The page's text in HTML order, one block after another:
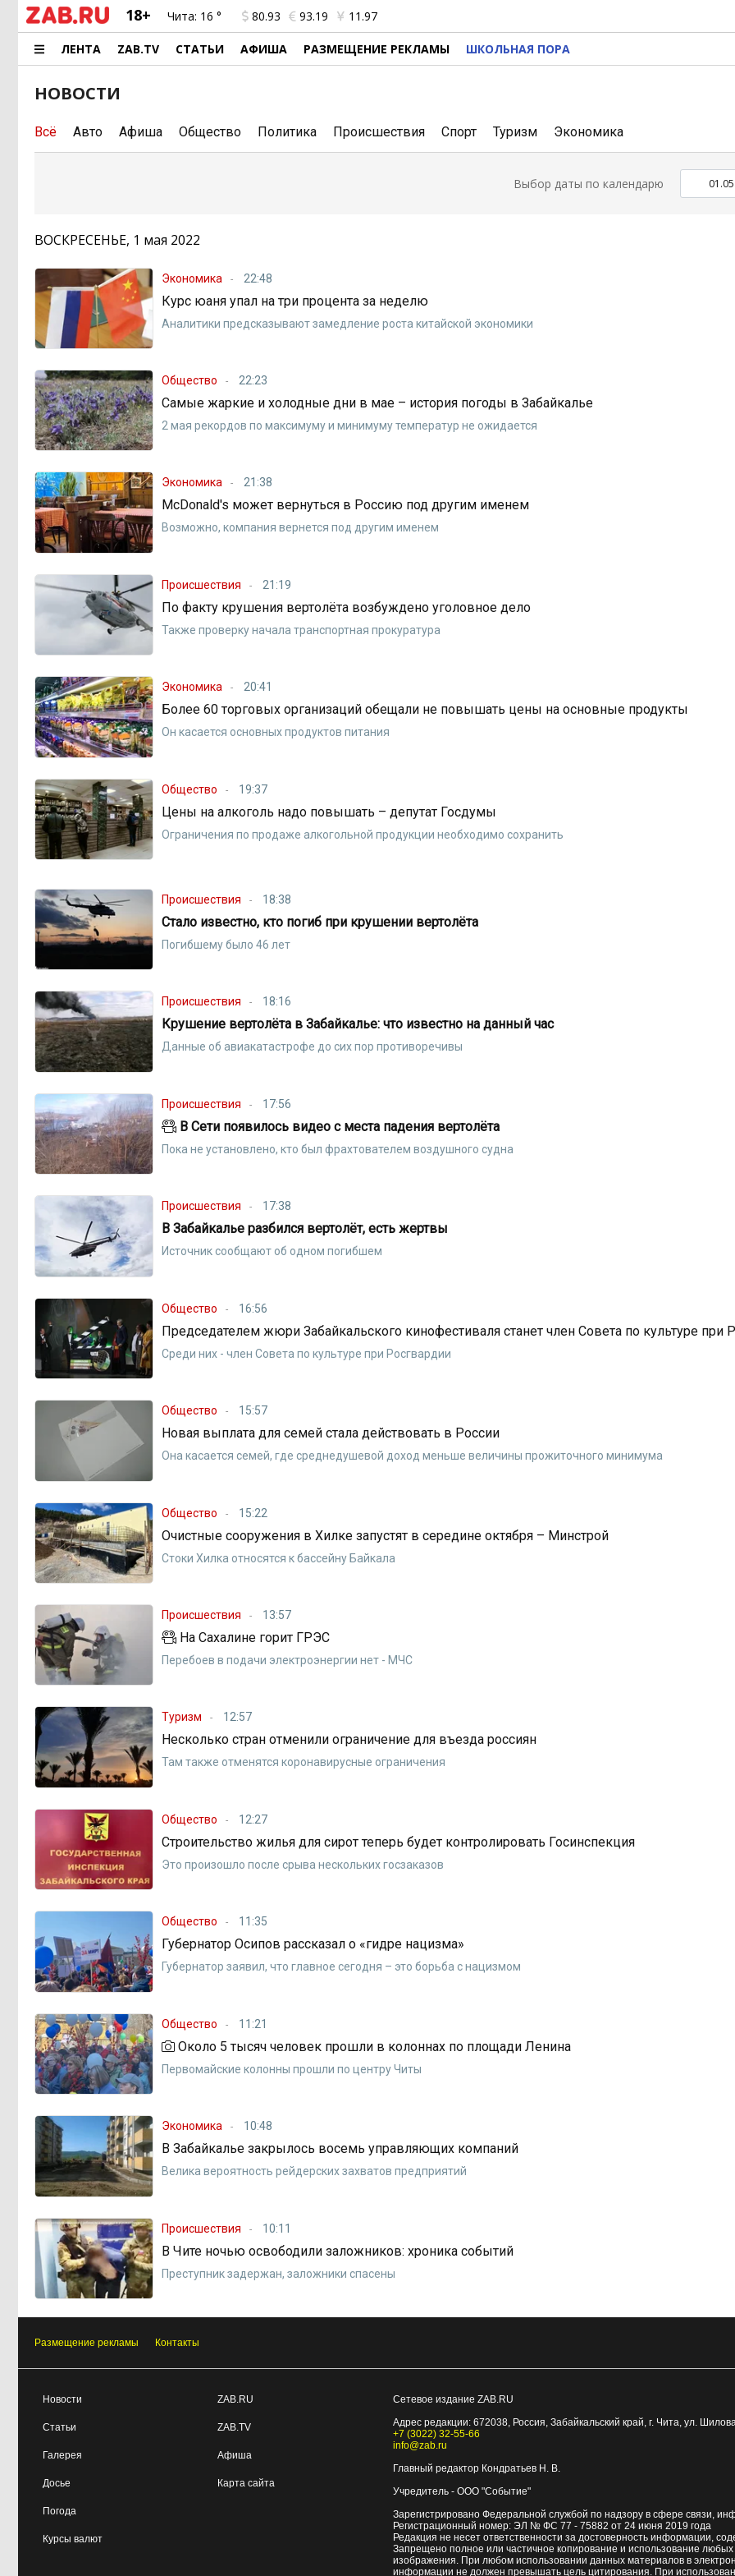
18+ Чита: 16 ° 80.93 93.19 11.97
ЛЕНТА ZAB.TV СТАТЬИ АФИША РАЗМЕЩЕНИЕ РЕКЛАМЫ ШКОЛЬНАЯ ПОРА
НОВОСТИ
Всё Авто Афиша Общество Политика Происшествия Спорт Туризм Экономика
Выбор даты по календарю
ВОСКРЕСЕНЬЕ, 1 мая 2022
Экономика 22:48
Курс юаня упал на три процента за неделю
Аналитики предсказывают замедление роста китайской экономики
Общество 22:23
Самые жаркие и холодные дни в мае – история погоды в Забайкалье
2 мая рекордов по максимуму и минимуму температур не ожидается
Экономика 21:38
McDonald's может вернуться в Россию под другим именем
Возможно, компания вернется под другим именем
Происшествия 21:19
По факту крушения вертолёта возбуждено уголовное дело
Также проверку начала транспортная прокуратура
Экономика 20:41
Более 60 торговых организаций обещали не повышать цены на основные продукты
Он касается основных продуктов питания
Общество 19:37
Цены на алкоголь надо повышать – депутат Госдумы
Ограничения по продаже алкогольной продукции необходимо сохранить
Происшествия 18:38
Стало известно, кто погиб при крушении вертолёта
Погибшему было 46 лет
Происшествия 18:16
Крушение вертолёта в Забайкалье: что известно на данный час
Данные об авиакатастрофе до сих пор противоречивы
Происшествия 17:56
В Сети появилось видео с места падения вертолёта
Пока не установлено, кто был фрахтователем воздушного судна
Происшествия 17:38
В Забайкалье разбился вертолёт, есть жертвы
Источник сообщают об одном погибшем
Общество 16:56
Председателем жюри Забайкальского кинофестиваля станет член Совета по культуре при
Среди них - член Совета по культуре при Росгвардии
Общество 15:57
Новая выплата для семей стала действовать в России
Она касается семей, где среднедушевой доход меньше величины прожиточного минимума
Общество 15:22
Очистные сооружения в Хилке запустят в середине октября – Минстрой
Стоки Хилка относятся к бассейну Байкала
Происшествия 13:57
На Сахалине горит ГРЭС
Перебоев в подачи электроэнергии нет - МЧС
Туризм 12:57
Несколько стран отменили ограничение для въезда россиян
Там также отменятся коронавирусные ограничения
Общество 12:27
Строительство жилья для сирот теперь будет контролировать Госинспекция
Это произошло после срыва нескольких госзаказов
Общество 11:35
Губернатор Осипов рассказал о «гидре нацизма»
Губернатор заявил, что главное сегодня – это борьба с нацизмом
Общество 11:21
Около 5 тысяч человек прошли в колоннах по площади Ленина
Первомайские колонны прошли по центру Читы
Экономика 10:48
В Забайкалье закрылось восемь управляющих компаний
Велика вероятность рейдерских захватов предприятий
Происшествия 10:11
В Чите ночью освободили заложников: хроника событий
Преступник задержан, заложники спасены
Размещение рекламы Контакты
Новости
Статьи
Галерея
Досье
Погода
Курсы валют
ZAB.RU
ZAB.TV
Афиша
Карта сайта
Сетевое издание ZAB.RU
Адрес редакции: 672038, Россия, Забайкальский край, г. Чита, ул.
+7 (3022) 32-55-66
info@zab.ru
Главный редактор Кондратьев Н. В.
Учредитель - ООО "Событие"
Зарегистрировано Федеральной службой по надзору в сфере связи,
Регистрационный номер: ЭЛ № ФС 77 - 75882 от 24 июня 2019 года
Редакция не несет ответственности за достоверность информации,
Запрещено полное или частичное копирование и использование
изображения. При любом использовании данных материалов в
информации не должен превышать цель цитирования. При